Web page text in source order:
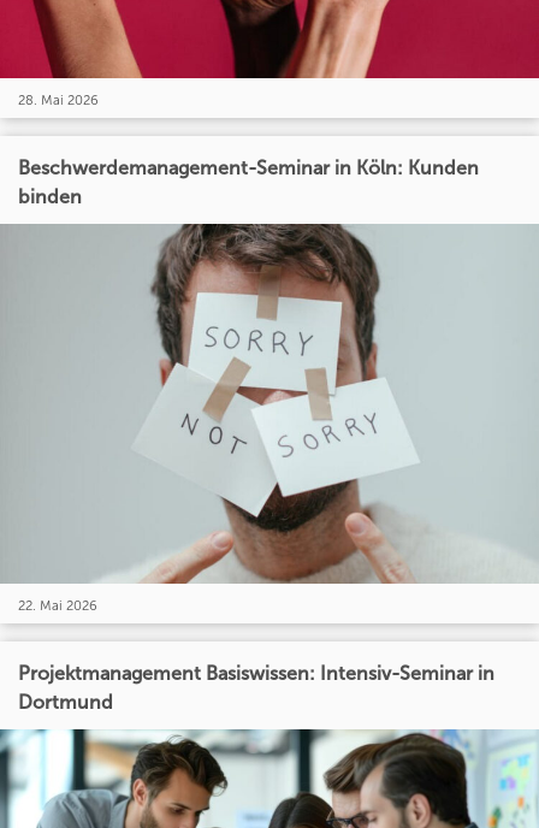
28. Mai 2026
Beschwerdemanagement-Seminar in Köln: Kunden
binden
22. Mai 2026
Projektmanagement Basiswissen: Intensiv-Seminar in
Dortmund